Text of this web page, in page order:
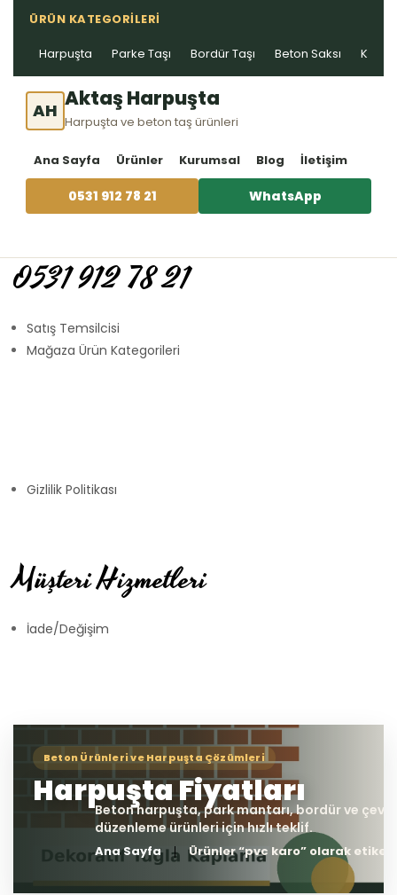
ÜRÜN KATEGORILERI
Harpuşta Parke Taşı Bordür Taşı Beton Saksı Kablo
AH Aktaş Harpuşta
Harpuşta ve beton taş ürünleri
Ana Sayfa Ürünler Kurumsal Blog İletişim
0531 912 78 21 WhatsApp
0531 912 78 21
Satış Temsilcisi
Mağaza Ürün Kategorileri
Gizlilik Politikası
Müşteri Hizmetleri
İade/Değişim
Ana Sayfa Ürünler “pvc karo” olarak